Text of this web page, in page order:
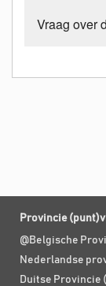
Vraag over
Provincie
@Belgische
Nederlandse
Duitse Provincie